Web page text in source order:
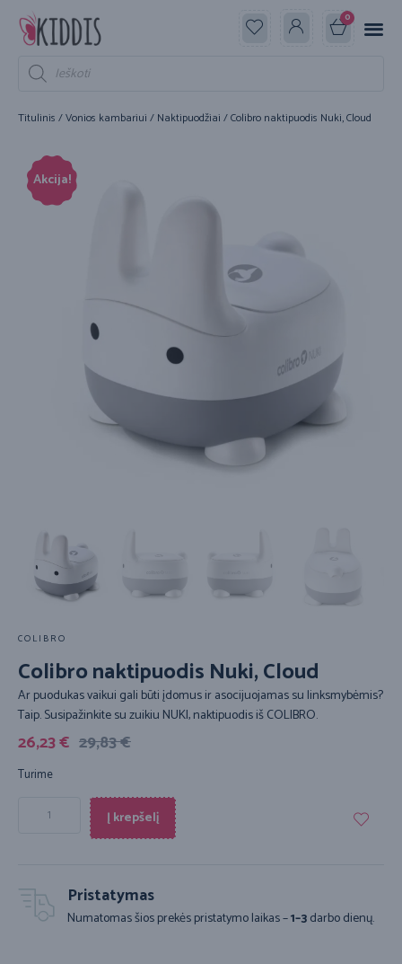
0
Titulinis /Vonios kambariui / Naktipuodžiai / Colibro naktipuodis Nuki, Cloud
Akcija!
COLIBRO
Colibro naktipuodis Nuki, Cloud
Ar puodukas vaikui gali būti įdomus ir asocijuojamas su linksmybėmis?
Taip. Susipažinkite su zuikiu NUKI, naktipuodis iš COLIBRO.
29,83€
26,23€
Turime
Į krepšelį
Pristatymas
Numatomas šios prekės pristatymo laikas –1–3darbo dienų.